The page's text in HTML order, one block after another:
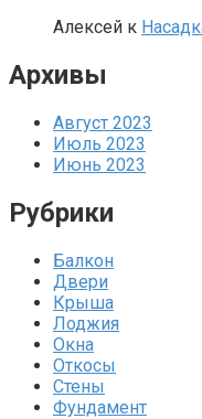
Алексей к
Архивы
Август 2023
Июль 2023
Июнь 2023
Рубрики
Балкон
Двери
Крыша
Лоджия
Окна
Откосы
Стены
Фундамент